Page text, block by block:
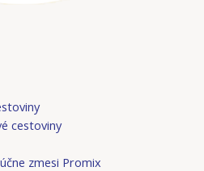
cestoviny
zmesi Promix